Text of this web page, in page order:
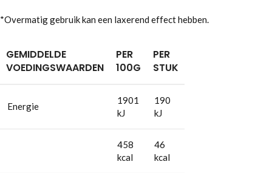
*Overmatig gebruik kan een laxerend effect hebben.
GEMIDDELDE
VOEDINGSWAARDEN
PER
100G
PER
STUK
Energie
1901
kJ
190
kJ
458
kcal
46
kcal